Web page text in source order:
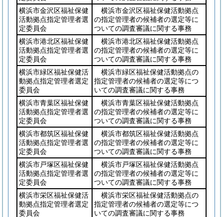
横浜市金沢区福祉保健
活動拠点指定管理者選
定委員会
横浜市金沢区福祉保健活動拠点
の指定管理者の候補者の選定等に
ついての調査審議に関する事務
横浜市港北区福祉保健
活動拠点指定管理者選
定委員会
横浜市港北区福祉保健活動拠点
の指定管理者の候補者の選定等に
ついての調査審議に関する事務
横浜市緑区福祉保健活
動拠点指定管理者選定
委員会
横浜市緑区福祉保健活動拠点の
指定管理者の候補者の選定等につ
いての調査審議に関する事務
横浜市青葉区福祉保健
活動拠点指定管理者選
定委員会
横浜市青葉区福祉保健活動拠点
の指定管理者の候補者の選定等に
ついての調査審議に関する事務
横浜市都筑区福祉保健
活動拠点指定管理者選
定委員会
横浜市都筑区福祉保健活動拠点
の指定管理者の候補者の選定等に
ついての調査審議に関する事務
横浜市戸塚区福祉保健
活動拠点指定管理者選
定委員会
横浜市戸塚区福祉保健活動拠点
の指定管理者の候補者の選定等に
ついての調査審議に関する事務
横浜市栄区福祉保健活
動拠点指定管理者選定
委員会
横浜市栄区福祉保健活動拠点の
指定管理者の候補者の選定等につ
いての調査審議に関する事務